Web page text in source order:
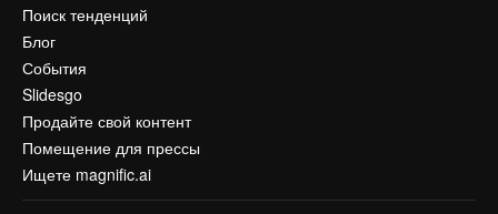
Поиск тенденций
Блог
События
Slidesgo
Продайте свой контент
Помещение для прессы
Ищете magnific.ai